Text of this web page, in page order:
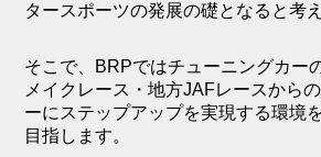
タースポーツの発展の礎となると考
そこで、BRPではチューニングカー
メイクレース・地方JAFレースから
ーにステップアップを実現する環境
目指します。